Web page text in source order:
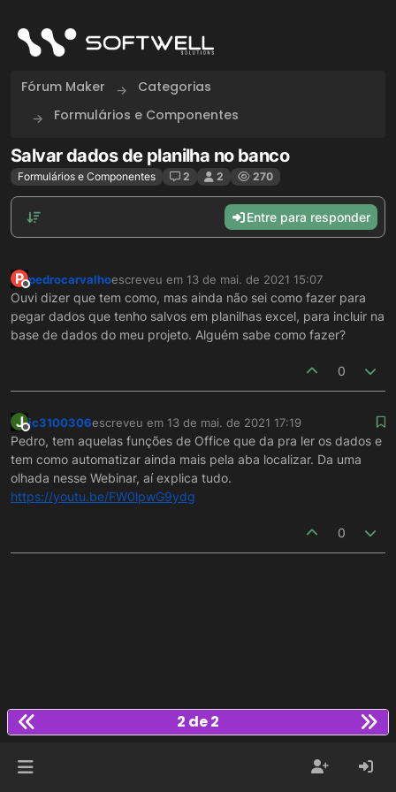
Fórum Maker
Categorias
Formulários e Componentes
Salvar dados de planilha no banco
Formulários e Componentes 2 2 270
Entre para responder
P
Offline
pedrocarvalhoescreveu em 13 de mai. de 2021 15:07
última edição por
Ouvi dizer que tem como, mas ainda não sei como fazer para
pegar dados que tenho salvos em planilhas excel, para incluir na
base de dados do meu projeto. Alguém sabe como fazer?
0
J
Offline
jc3100306escreveu em 13 de mai. de 2021 17:19
última edição por
Pedro, tem aquelas funções de Office que da pra ler os dados e
tem como automatizar ainda mais pela aba localizar. Da uma
olhada nesse Webinar, aí explica tudo.
https://youtu.be/FW0lpwG9ydg
0
2 de 2